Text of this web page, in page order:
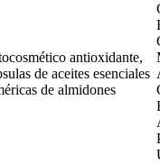
antioxidante,
de aceites esenciales
de almidones